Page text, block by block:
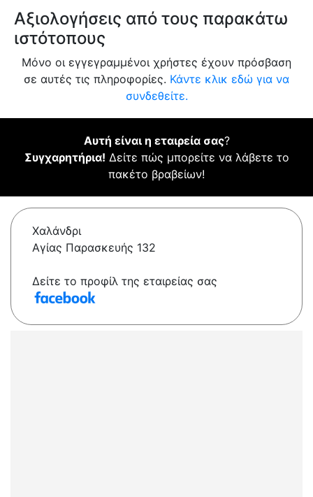
Αξιολογήσεις από τους παρακάτω
ιστότοπους
Μόνο οι εγγεγραμμένοι χρήστες έχουν πρόσβαση
σε αυτές τις πληροφορίες. Κάντε κλικ εδώ για να
συνδεθείτε.
Αυτή είναι η εταιρεία σας?
Συγχαρητήρια! Δείτε πώς μπορείτε να λάβετε το
πακέτο βραβείων!
Χαλάνδρι
Αγίας Παρασκευής 132
Δείτε το προφίλ της εταιρείας σας